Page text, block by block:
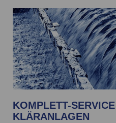
KOMPLETT-
KLÄRANLAGEN